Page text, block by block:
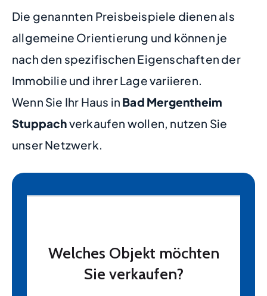
Die genannten Preisbeispiele dienen als
allgemeine Orientierung und können je
nach den spezifischen Eigenschaften der
Immobilie und ihrer Lage variieren.
Wenn Sie Ihr Haus in Bad Mergentheim
Stuppachverkaufen wollen, nutzen Sie
unser Netzwerk.